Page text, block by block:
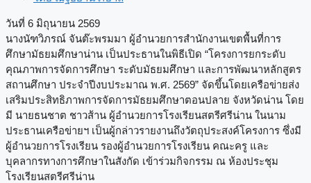
วันที่ 6 มิถุนายน 2569
นางนัฑวิภรณ์ จันต๊ะพรมมา ผู้อำนวยการสำนักงานเขตพื้นที่การ
ศึกษามัธยมศึกษาน่าน เป็นประธานในพิธีเปิด “โครงการยกระดับ
คุณภาพการจัดการศึกษา ระดับมัธยมศึกษา และการพัฒนาหลักสูตร
สถานศึกษา ประจำปีงบประมาณ พ.ศ. 2569” จัดขึ้นโดยเครือข่ายส่ง
เสริมประสิทธิภาพการจัดการมัธยมศึกษาตอนปลาย จังหวัดน่าน โดย
มี นายธนชาต ชาวส้าน ผู้อำนวยการโรงเรียนสตรีศรีน่าน ในนาม
ประธานเครือข่ายฯ เป็นผู้กล่าวรายงานถึงวัตถุประสงค์โครงการ ซึ่งมี
ผู้อำนวยการโรงเรียน รองผู้อำนวยการโรงเรียน คณะครู และ
บุคลากรทางการศึกษาในสังกัด เข้าร่วมกิจกรรม ณ ห้องประชุม
โรงเรียนสตรีศรีน่าน